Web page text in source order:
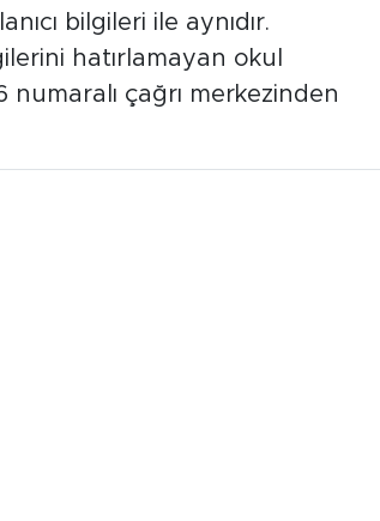
bilgileri ile aynıdır.
hatırlamayan okul
çağrı merkezinden